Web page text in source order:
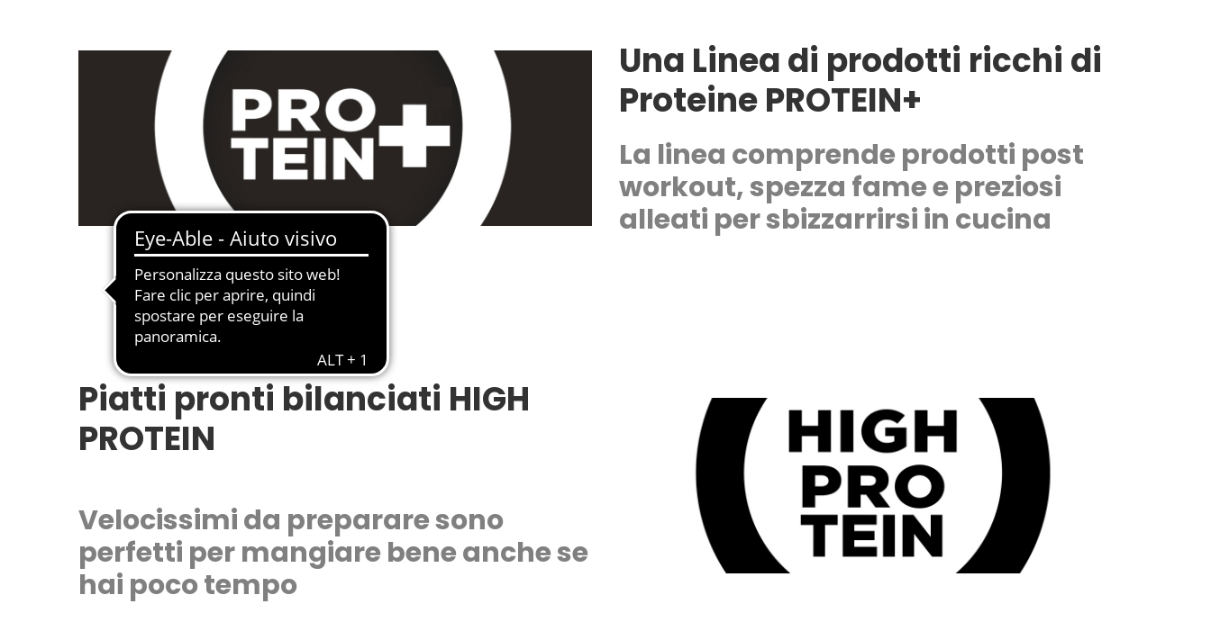
Una Linea di prodotti ricchi di
ProteinePROTEIN+
La linea comprende prodotti post
workout, spezza fame e preziosi
alleati per sbizzarrirsi in cucina
Piatti pronti bilanciati HIGH
PROTEIN
Velocissimi da preparare sono
perfetti per mangiare bene anche se
hai poco tempo